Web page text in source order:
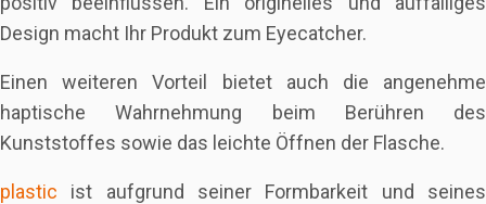
Design macht Ihr Produkt zum Eyecatcher.
Einen weiteren Vorteil bietet auch die angenehme
haptische Wahrnehmung beim Berühren des
Kunststoffes sowie das leichte Öffnen der Flasche.
plastic ist aufgrund seiner Formbarkeit und seines